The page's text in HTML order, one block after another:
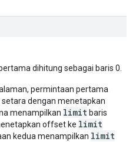
dihitung sebagai baris 0.
permintaan pertama
dengan menetapkan
menampilkan limit baris
offset ke limit
kedua menampilkan limit